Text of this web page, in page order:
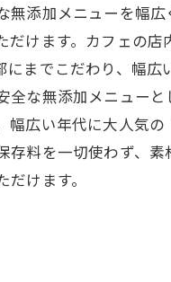
添加メニューを幅
けます。カフェの
までこだわり、幅
な無添加メニューと
広い年代に大人気
料を一切使わず、
けます。